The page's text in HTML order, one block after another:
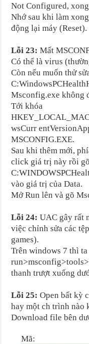
Not Configured,
Nhớ sau khi làm
động lại máy (Reset).
Lỗi 23: Mất
Có thể là virus
Còn nếu muốn thử
Msconfig.exe không
Tới khóa
wsCurr
MSCONFIG.EXE.
Sau khi thêm mới,
click giá trị này rồi gõ
vào giá trị của Data.
Mở Run lên và gõ
Lỗi 24: UAC gây rất
việc chỉnh sửa các
games).
Trên windows 7 thì
thanh trượt xuống
Lỗi 25: Open bất kỳ
hay một ch trình nào
Download file bên
Mã: